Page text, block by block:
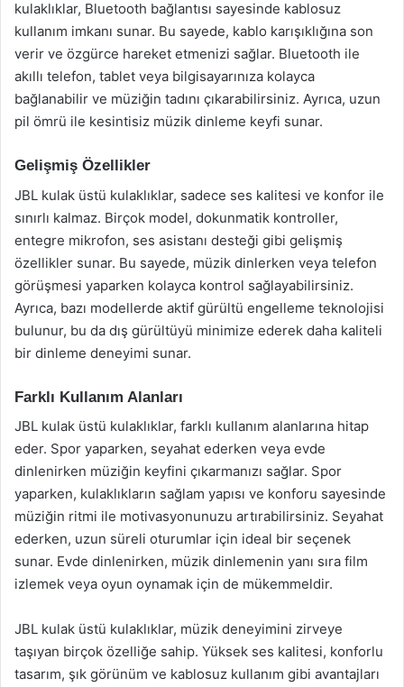
kulaklıklar, Bluetooth bağlantısı sayesinde kablosuz
kullanım imkanı sunar. Bu sayede, kablo karışıklığına son
verir ve özgürce hareket etmenizi sağlar. Bluetooth ile
akıllı telefon, tablet veya bilgisayarınıza kolayca
bağlanabilir ve müziğin tadını çıkarabilirsiniz. Ayrıca, uzun
pil ömrü ile kesintisiz müzik dinleme keyfi sunar.
Gelişmiş Özellikler
JBL kulak üstü kulaklıklar, sadece ses kalitesi ve konfor ile
sınırlı kalmaz. Birçok model, dokunmatik kontroller,
entegre mikrofon, ses asistanı desteği gibi gelişmiş
özellikler sunar. Bu sayede, müzik dinlerken veya telefon
görüşmesi yaparken kolayca kontrol sağlayabilirsiniz.
Ayrıca, bazı modellerde aktif gürültü engelleme teknolojisi
bulunur, bu da dış gürültüyü minimize ederek daha kaliteli
bir dinleme deneyimi sunar.
Farklı Kullanım Alanları
JBL kulak üstü kulaklıklar, farklı kullanım alanlarına hitap
eder. Spor yaparken, seyahat ederken veya evde
dinlenirken müziğin keyfini çıkarmanızı sağlar. Spor
yaparken, kulaklıkların sağlam yapısı ve konforu sayesinde
müziğin ritmi ile motivasyonunuzu artırabilirsiniz. Seyahat
ederken, uzun süreli oturumlar için ideal bir seçenek
sunar. Evde dinlenirken, müzik dinlemenin yanı sıra film
izlemek veya oyun oynamak için de mükemmeldir.
JBL kulak üstü kulaklıklar, müzik deneyimini zirveye
taşıyan birçok özelliğe sahip. Yüksek ses kalitesi, konforlu
tasarım, şık görünüm ve kablosuz kullanım gibi avantajları